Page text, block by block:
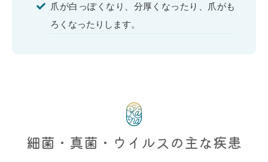
爪が白っぽくなり、分厚くなったり、爪がも
ろくなったりします。
細菌・真菌・ウイルスの主な疾患